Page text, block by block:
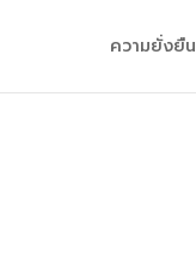
ความยั่งยืน